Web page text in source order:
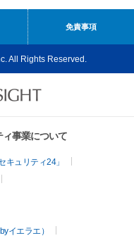
免責事項
All Rights Reserved.
事業について
キュリティ24」
イエラエ）